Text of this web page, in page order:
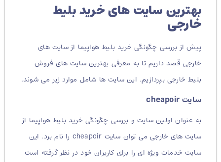
بهترین سایت های خرید بلیط
خارجی
پیش از بررسی چگونگی خرید بلیط هواپیما از سایت های
خارجی قصد داریم تا به معرفی بهترین سایت های فروش
بلیط خارجی بپردازیم. این سایت ها شامل موارد زیر می شوند.
سایت cheapoir
به عنوان اولین سایت و بررسی چگونگی خرید بلیط هواپیما از
سایت های خارجی می توان سایت cheapoir را نام برد. این
سایت خدمات ویژه ای را برای کاربران خود در نظر گرفته است